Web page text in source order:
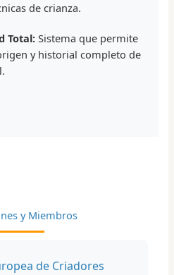
de crianza.
Total: Sistema que permite
y historial completo de
y Miembros
de Criadores